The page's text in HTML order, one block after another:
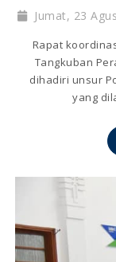
Jumat, 23
Rapat
Tangkuban
dihadiri unsur
yang